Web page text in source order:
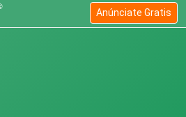
Anúnciate Gratis